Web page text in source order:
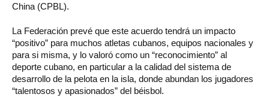
China (CPBL).
La Federación prevé que este acuerdo tendrá un impacto
“positivo” para muchos atletas cubanos, equipos nacionales y
para si misma, y lo valoró como un “reconocimiento” al
deporte cubano, en particular a la calidad del sistema de
desarrollo de la pelota en la isla, donde abundan los jugadores
“talentosos y apasionados” del béisbol.